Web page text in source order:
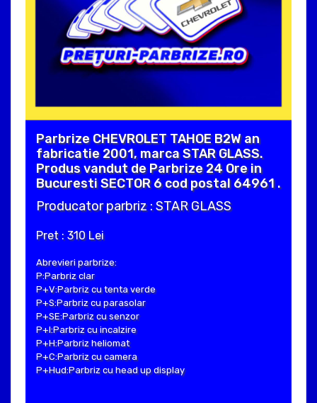
Parbrize CHEVROLET TAHOE B2W an
fabricatie 2001, marca STAR GLASS.
Produs vandut de Parbrize 24 Ore in
Bucuresti SECTOR 6 cod postal 64961 .
Producator parbriz : STAR GLASS
Pret : 310 Lei
Abrevieri parbrize:
P:Parbriz clar
P+V:Parbriz cu tenta verde
P+S:Parbriz cu parasolar
P+SE:Parbriz cu senzor
P+I:Parbriz cu incalzire
P+H:Parbriz heliomat
P+C:Parbriz cu camera
P+Hud:Parbriz cu head up display